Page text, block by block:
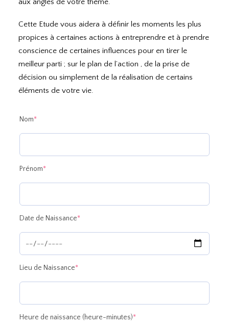
Cette Etude vous aidera à définir les moments les plus
propices à certaines actions à entreprendre et à prendre
conscience de certaines influences pour en tirer le
meilleur parti ; sur le plan de l’action , de la prise de
décision ou simplement de la réalisation de certains
éléments de votre vie.
Nom*
Prénom*
Date de Naissance*
Lieu de Naissance*
Heure de naissance (heure-minutes)*